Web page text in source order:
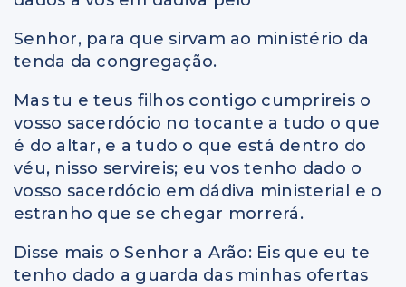
Senhor, para que sirvam ao ministério da
tenda da congregação.
Mas tu e teus filhos contigo cumprireis o
vosso sacerdócio no tocante a tudo o que
é do altar, e a tudo o que está dentro do
véu, nisso servireis; eu vos tenho dado o
vosso sacerdócio em dádiva ministerial e o
estranho que se chegar morrerá.
Disse mais o Senhor a Arão: Eis que eu te
tenho dado a guarda das minhas ofertas